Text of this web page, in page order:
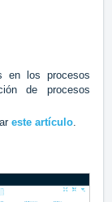
en los procesos
de procesos
este artículo.